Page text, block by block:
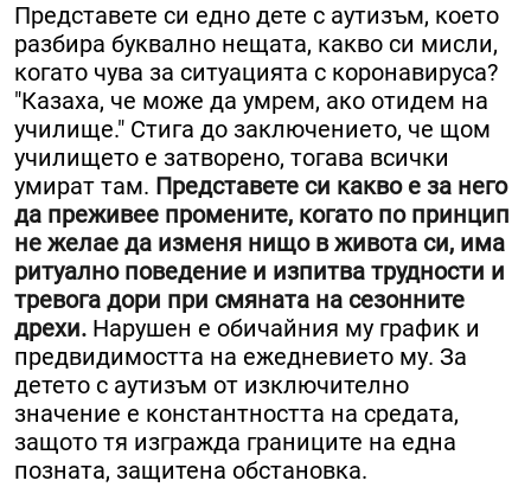
Представете си едно дете с аутизъм, което
разбира буквално нещата, какво си мисли,
когато чува за ситуацията с коронавируса?
"Казаха, че може да умрем, ако отидем на
училище." Стига до заключението, че щом
училището е затворено, тогава всички
умират там. Представете си какво е за него
да преживее промените, когато по принцип
не желае да изменя нищо в живота си, има
ритуално поведение и изпитва трудности и
тревога дори при смяната на сезонните
дрехи. Нарушен е обичайния му график и
предвидимостта на ежедневието му. За
детето с аутизъм от изключително
значение е константността на средата,
защото тя изгражда границите на една
позната, защитена обстановка.